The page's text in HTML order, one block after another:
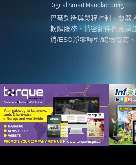
Digital Smart Manufacturing
智慧製造與製程控制、機器
軟體服務、精密組件與廠房
銷/ESG淨零轉型/跨境電商